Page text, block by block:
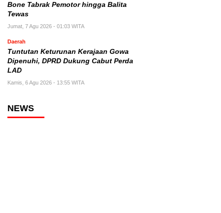
Bone Tabrak Pemotor hingga Balita
Tewas
Jumat, 7 Agu 2026 - 01:03 WITA
Daerah
Tuntutan Keturunan Kerajaan Gowa
Dipenuhi, DPRD Dukung Cabut Perda
LAD
Kamis, 6 Agu 2026 - 13:55 WITA
NEWS